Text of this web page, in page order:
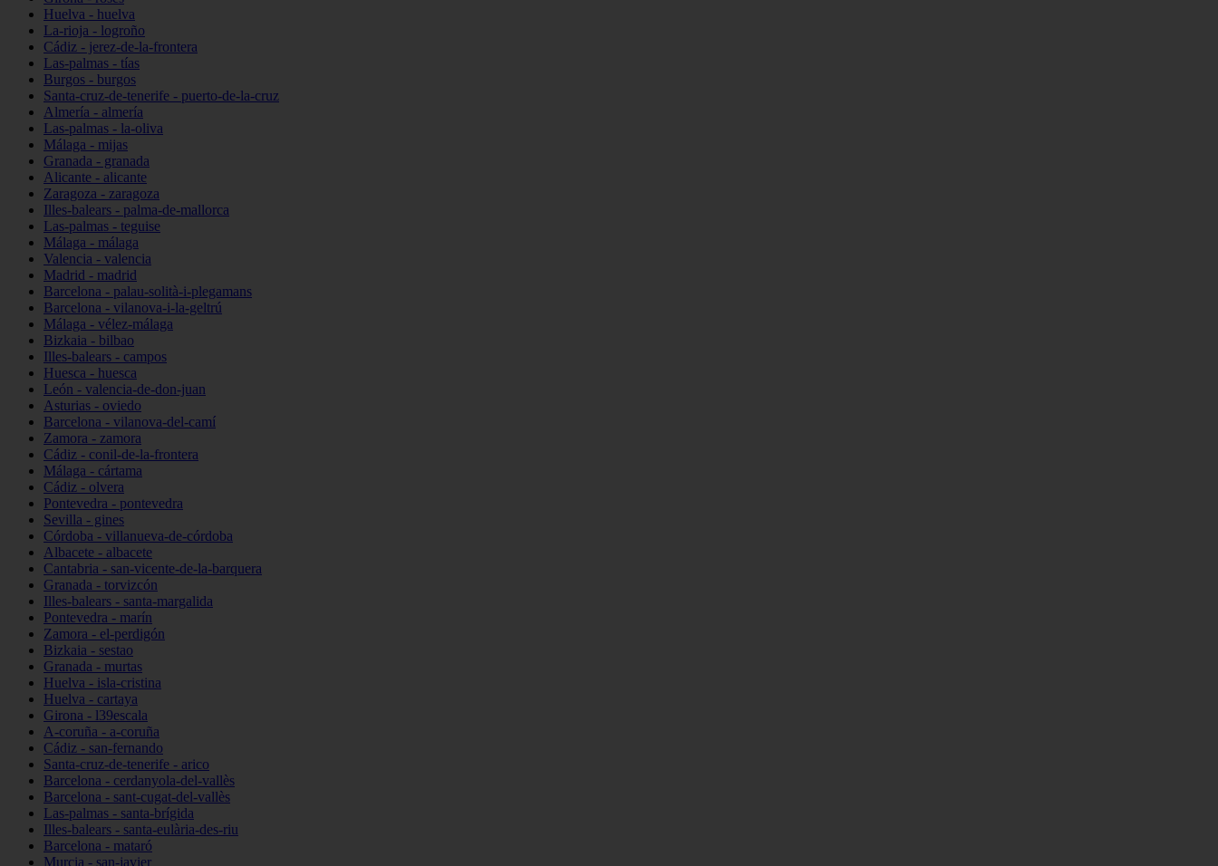
Huelva - huelva
La-rioja - logroño
Cádiz - jerez-de-la-frontera
Las-palmas - tías
Burgos - burgos
Santa-cruz-de-tenerife - puerto-de-la-cruz
Almería - almería
Las-palmas - la-oliva
Málaga - mijas
Granada - granada
Alicante - alicante
Zaragoza - zaragoza
Illes-balears - palma-de-mallorca
Las-palmas - teguise
Málaga - málaga
Valencia - valencia
Madrid - madrid
Barcelona - palau-solità-i-plegamans
Barcelona - vilanova-i-la-geltrú
Málaga - vélez-málaga
Bizkaia - bilbao
Illes-balears - campos
Huesca - huesca
León - valencia-de-don-juan
Asturias - oviedo
Barcelona - vilanova-del-camí
Zamora - zamora
Cádiz - conil-de-la-frontera
Málaga - cártama
Cádiz - olvera
Pontevedra - pontevedra
Sevilla - gines
Córdoba - villanueva-de-córdoba
Albacete - albacete
Cantabria - san-vicente-de-la-barquera
Granada - torvizcón
Illes-balears - santa-margalida
Pontevedra - marín
Zamora - el-perdigón
Bizkaia - sestao
Granada - murtas
Huelva - isla-cristina
Huelva - cartaya
Girona - l39escala
A-coruña - a-coruña
Cádiz - san-fernando
Santa-cruz-de-tenerife - arico
Barcelona - cerdanyola-del-vallès
Barcelona - sant-cugat-del-vallès
Las-palmas - santa-brígida
Illes-balears - santa-eulària-des-riu
Barcelona - mataró
Murcia - san-javier